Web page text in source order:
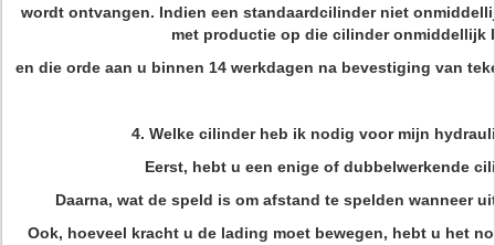
wordt ontvangen. Indien een standaardcilinder niet
met productie op die cilinder onmiddellijk
en die orde aan u binnen 14 werkdagen na bevestiging van
4. Welke cilinder heb ik nodig voor mijn
Eerst, hebt u een enige of dubbelwerkende
Daarna, wat de speld is om afstand te spelden wanneer
Ook, hoeveel kracht u de lading moet bewegen, hebt u het